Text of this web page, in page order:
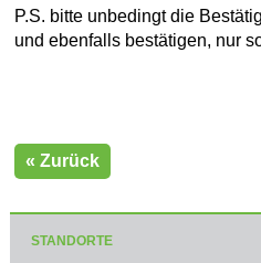
P.S. bitte unbedingt die
und ebenfalls bestätigen, nur
« Zurück
STANDORTE